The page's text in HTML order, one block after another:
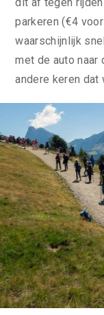
parkeren (€4
waarschijnlijk
met de auto naar
andere keren dat